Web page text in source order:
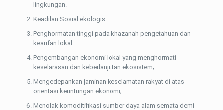
lingkungan.
Keadilan Sosial ekologis
Penghormatan tinggi pada khazanah pengetahuan dan
kearifan lokal
Pengembangan ekonomi lokal yang menghormati
keselarasan dan keberlanjutan ekosistem;
Mengedepankan jaminan keselamatan rakyat di atas
orientasi keuntungan ekonomi;
Menolak komoditifikasi sumber daya alam semata demi